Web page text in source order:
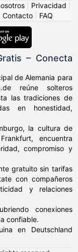
Privacidad
Contacto FAQ
– Conecta
de Alemania para
reúne solteros
las tradiciones de
en honestidad,
la cultura de
encuentra
compromiso y
gratuito sin tarifas
con compañeros
y relaciones
conexiones
confiable.
en Deutschland